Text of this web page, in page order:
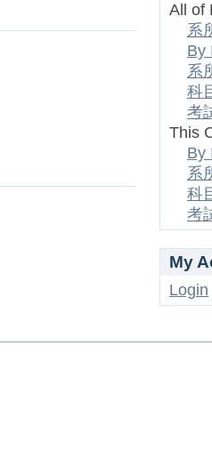
All of
系
By
系
科
考
This
By
系
科
考
My
Login